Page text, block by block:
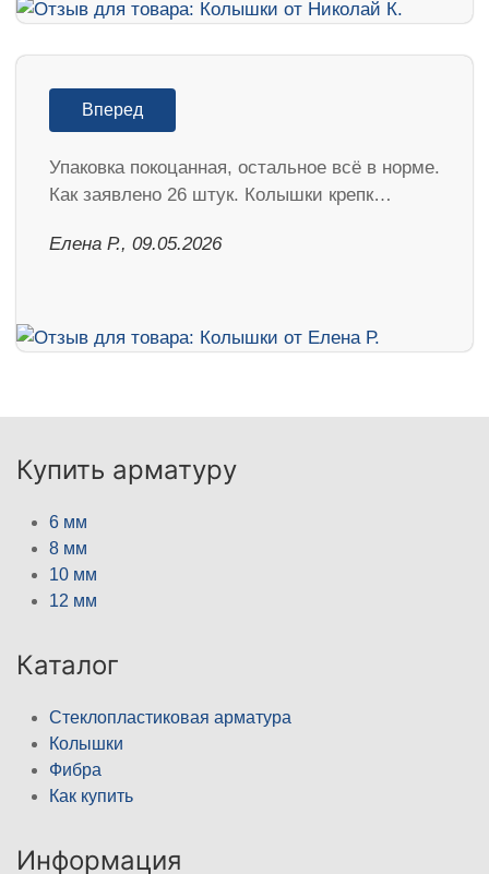
Вперед
Упаковка покоцанная, остальное всё в норме.
Как заявлено 26 штук. Колышки крепк…
Елена Р., 09.05.2026
Купить арматуру
6 мм
8 мм
10 мм
12 мм
Каталог
Стеклопластиковая арматура
Колышки
Фибра
Как купить
Информация